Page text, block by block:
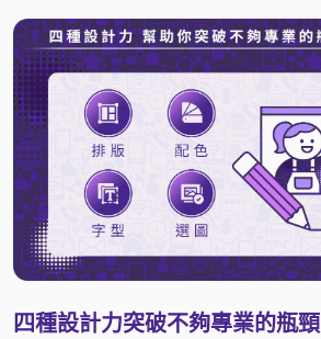
四種設計力突破不夠專業的瓶頸